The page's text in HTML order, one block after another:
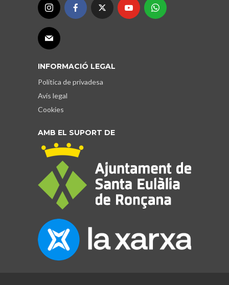
INFORMACIÓ LEGAL
Política de privadesa
Avís legal
Cookies
AMB EL SUPORT DE